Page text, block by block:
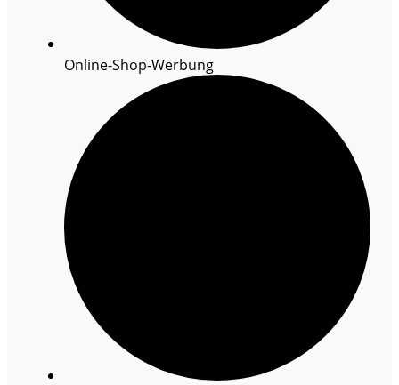
Online-Shop-Werbung